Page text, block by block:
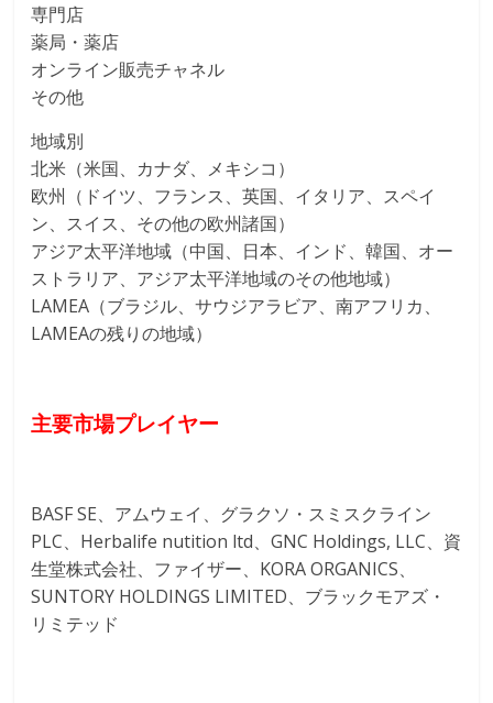
専門店
薬局・薬店
オンライン販売チャネル
その他
地域別
北米（米国、カナダ、メキシコ）
欧州（ドイツ、フランス、英国、イタリア、スペイ
ン、スイス、その他の欧州諸国）
アジア太平洋地域（中国、日本、インド、韓国、オー
ストラリア、アジア太平洋地域のその他地域）
LAMEA（ブラジル、サウジアラビア、南アフリカ、
LAMEAの残りの地域）
主要市場プレイヤー
BASF SE、アムウェイ、グラクソ・スミスクライン
PLC、Herbalife nutition ltd、GNC Holdings, LLC、資
生堂株式会社、ファイザー、KORA ORGANICS、
SUNTORY HOLDINGS LIMITED、ブラックモアズ・
リミテッド